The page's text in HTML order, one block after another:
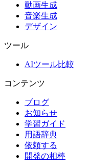
動画生成
音楽生成
デザイン
ツール
AIツール比較
コンテンツ
ブログ
お知らせ
学習ガイド
用語辞典
依頼する
開発の相棒